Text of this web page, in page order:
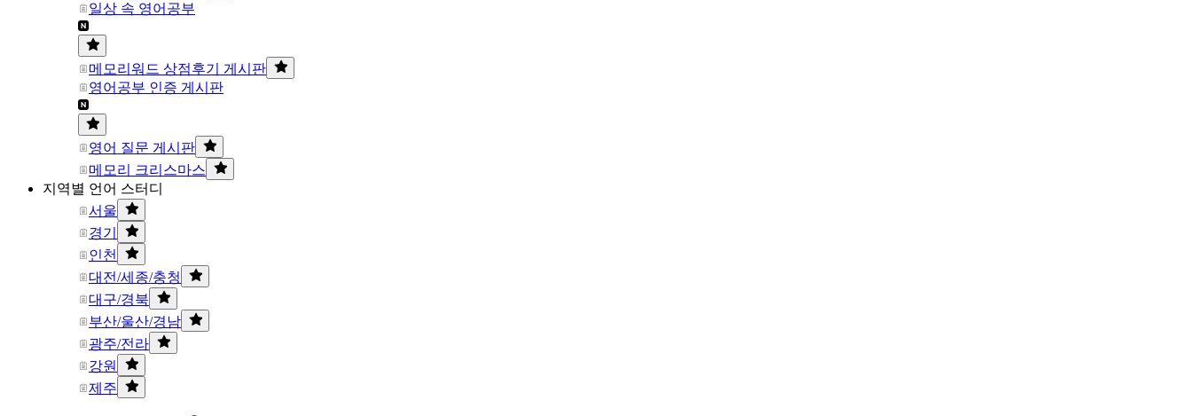
일상 속 영어공부
메모리워드 상점후기 게시판
영어공부 인증 게시판
영어 질문 게시판
메모리 크리스마스
지역별 언어 스터디
서울
경기
인천
대전/세종/충청
대구/경북
부산/울산/경남
광주/전라
강원
제주